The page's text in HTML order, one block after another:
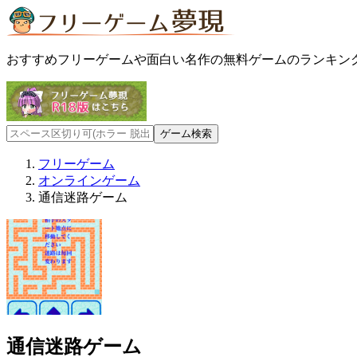
おすすめフリーゲームや面白い名作の無料ゲームのランキン
フリーゲーム
オンラインゲーム
通信迷路ゲーム
通信迷路ゲーム